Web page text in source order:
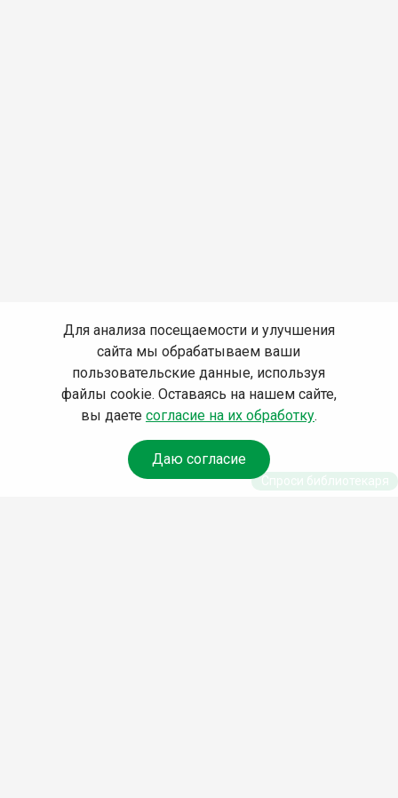
Для анализа посещаемости и улучшения
сайта мы обрабатываем ваши
пользовательские данные, используя
файлы cookie. Оставаясь на нашем сайте,
вы даете согласие на их обработку.
Даю согласие
Спроси библиотекаря